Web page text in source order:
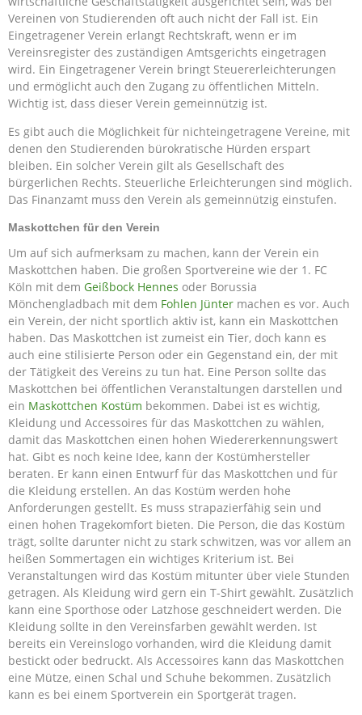
Vereinen von Studierenden oft auch nicht der Fall ist. Ein
Eingetragener Verein erlangt Rechtskraft, wenn er im
Vereinsregister des zuständigen Amtsgerichts eingetragen
wird. Ein Eingetragener Verein bringt Steuererleichterungen
und ermöglicht auch den Zugang zu öffentlichen Mitteln.
Wichtig ist, dass dieser Verein gemeinnützig ist.
Es gibt auch die Möglichkeit für nichteingetragene Vereine, mit
denen den Studierenden bürokratische Hürden erspart
bleiben. Ein solcher Verein gilt als Gesellschaft des
bürgerlichen Rechts. Steuerliche Erleichterungen sind möglich.
Das Finanzamt muss den Verein als gemeinnützig einstufen.
Maskottchen für den Verein
Um auf sich aufmerksam zu machen, kann der Verein ein
Maskottchen haben. Die großen Sportvereine wie der 1. FC
Köln mit dem Geißbock Hennes oder Borussia
Mönchengladbach mit dem Fohlen Jünter machen es vor. Auch
ein Verein, der nicht sportlich aktiv ist, kann ein Maskottchen
haben. Das Maskottchen ist zumeist ein Tier, doch kann es
auch eine stilisierte Person oder ein Gegenstand ein, der mit
der Tätigkeit des Vereins zu tun hat. Eine Person sollte das
Maskottchen bei öffentlichen Veranstaltungen darstellen und
ein Maskottchen Kostüm bekommen. Dabei ist es wichtig,
Kleidung und Accessoires für das Maskottchen zu wählen,
damit das Maskottchen einen hohen Wiedererkennungswert
hat. Gibt es noch keine Idee, kann der Kostümhersteller
beraten. Er kann einen Entwurf für das Maskottchen und für
die Kleidung erstellen. An das Kostüm werden hohe
Anforderungen gestellt. Es muss strapazierfähig sein und
einen hohen Tragekomfort bieten. Die Person, die das Kostüm
trägt, sollte darunter nicht zu stark schwitzen, was vor allem an
heißen Sommertagen ein wichtiges Kriterium ist. Bei
Veranstaltungen wird das Kostüm mitunter über viele Stunden
getragen. Als Kleidung wird gern ein T-Shirt gewählt. Zusätzlich
kann eine Sporthose oder Latzhose geschneidert werden. Die
Kleidung sollte in den Vereinsfarben gewählt werden. Ist
bereits ein Vereinslogo vorhanden, wird die Kleidung damit
bestickt oder bedruckt. Als Accessoires kann das Maskottchen
eine Mütze, einen Schal und Schuhe bekommen. Zusätzlich
kann es bei einem Sportverein ein Sportgerät tragen.